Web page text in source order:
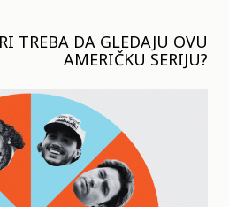
TREBA DA GLEDAJU OVU
AMERIČKU SERIJU?